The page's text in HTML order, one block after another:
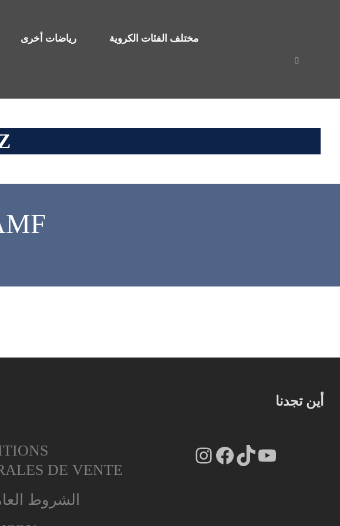
رياضات أخرى مختلف الفئات الكروية
DE VENTE
الشروط
أين تجدنا
Instagram
Facebook
TikTok
YouTube